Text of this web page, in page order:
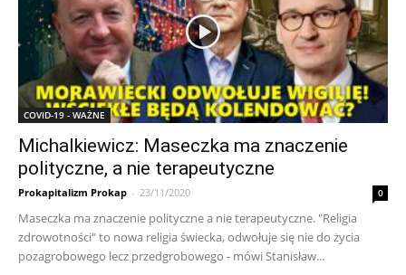
COVID-19 - WAŻNE
Michalkiewicz: Maseczka ma znaczenie
polityczne, a nie terapeutyczne
Prokapitalizm Prokap - 23/11/2020 0
Maseczka ma znaczenie polityczne a nie terapeutyczne. "Religia
zdrowotności" to nowa religia świecka, odwołuje się nie do życia
pozagrobowego lecz przedgrobowego - mówi Stanisław...